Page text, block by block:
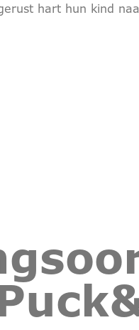
hart hun kind